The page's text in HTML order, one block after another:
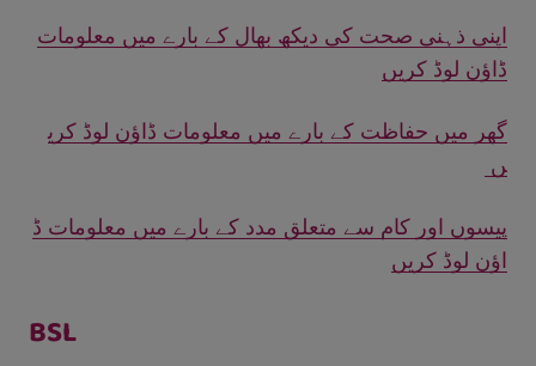
اپنی ذہنی صحت کی دیکھ بھال کے بارے میں معلومات
ڈاؤن لوڈ کریں
گھر میں حفاظت کے بارے میں معلومات ڈاؤن لوڈ کری
ں
پیسوں اور کام سے متعلق مدد کے بارے میں معلومات ڈ
اؤن لوڈ کریں
BSL